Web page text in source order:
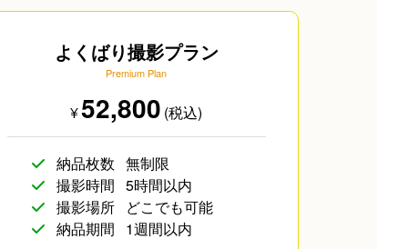
企業向け写真 物撮り(小物/食べ物/ファッション)
よくばり撮影プラン
Premium Plan
¥52,800 (税込)
納品枚数 無制限
撮影時間 5時間以内
撮影場所
どこでも可能
納品期間
1週間以内